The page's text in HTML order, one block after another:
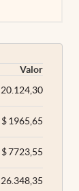
Valor
20.124,30
$1965,65
$7723,55
26.348,35